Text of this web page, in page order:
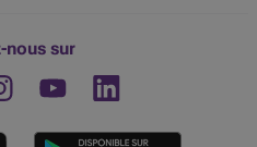
nous sur
Découvrez notre chaine
Linkedin